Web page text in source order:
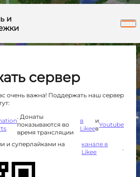
и
сервер
очень важна! Поддержать наш сервер
. Донаты
показываются во
время трансляции
в
Likee
и
в
Youtube
и суперлайками на
канале в
Likee
.